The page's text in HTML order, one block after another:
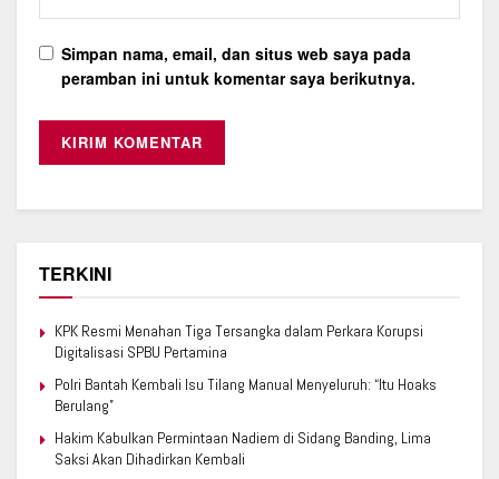
Simpan nama, email, dan situs web saya pada
peramban ini untuk komentar saya berikutnya.
TERKINI
KPK Resmi Menahan Tiga Tersangka dalam Perkara Korupsi
Digitalisasi SPBU Pertamina
Polri Bantah Kembali Isu Tilang Manual Menyeluruh: “Itu Hoaks
Berulang”
Hakim Kabulkan Permintaan Nadiem di Sidang Banding, Lima
Saksi Akan Dihadirkan Kembali